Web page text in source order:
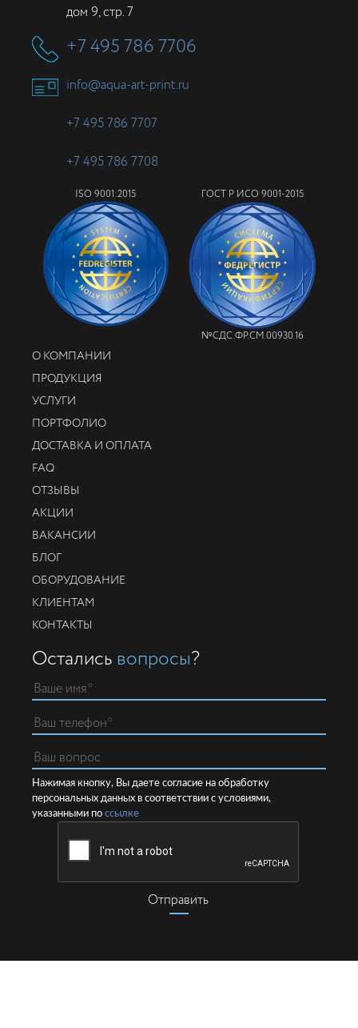
дом 9, стр. 7
+7 495 786 7706
info@aqua-art-print.ru
+7 495 786 7707
+7 495 786 7708
ISO 9001:2015 ГОСТ Р ИСО 9001-2015
№СДС.ФР.СМ.00930.16
О КОМПАНИИ
ПРОДУКЦИЯ
УСЛУГИ
ПОРТФОЛИО
ДОСТАВКА И ОПЛАТА
FAQ
ОТЗЫВЫ
АКЦИИ
ВАКАНСИИ
БЛОГ
ОБОРУДОВАНИЕ
КЛИЕНТАМ
КОНТАКТЫ
Остались вопросы?
Нажимая кнопку, Вы даете согласие на обработку
персональных данных в соответствии с условиями,
указанными по ссылке